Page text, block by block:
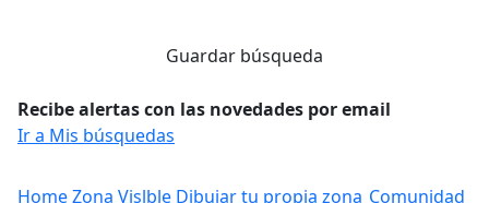
Guardar búsqueda
Recibe alertas con las novedades por email
Ir a Mis búsquedas
HomeZona Vislble Dibujar tu propia zona Comunidad